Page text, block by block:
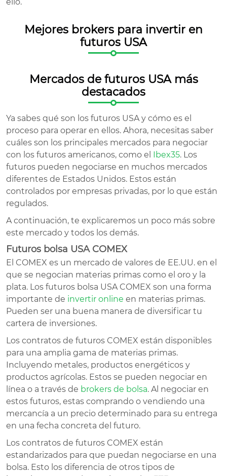
Mejores brokers para invertir en
futuros USA
Mercados de futuros USA más
destacados
Ya sabes qué son los futuros USA y cómo es el
proceso para operar en ellos. Ahora, necesitas saber
cuáles son los principales mercados para negociar
con los futuros americanos, como el Ibex35. Los
futuros pueden negociarse en muchos mercados
diferentes de Estados Unidos. Estos están
controlados por empresas privadas, por lo que están
regulados.
A continuación, te explicaremos un poco más sobre
este mercado y todos los demás.
Futuros bolsa USA COMEX
El COMEX es un mercado de valores de EE.UU. en el
que se negocian materias primas como el oro y la
plata. Los futuros bolsa USA COMEX son una forma
importante de invertir online en materias primas.
Pueden ser una buena manera de diversificar tu
cartera de inversiones.
Los contratos de futuros COMEX están disponibles
para una amplia gama de materias primas.
Incluyendo metales, productos energéticos y
productos agrícolas. Estos se pueden negociar en
línea o a través de brokers de bolsa. Al negociar en
estos futuros, estas comprando o vendiendo una
mercancía a un precio determinado para su entrega
en una fecha concreta del futuro.
Los contratos de futuros COMEX están
estandarizados para que puedan negociarse en una
bolsa. Esto los diferencia de otros tipos de